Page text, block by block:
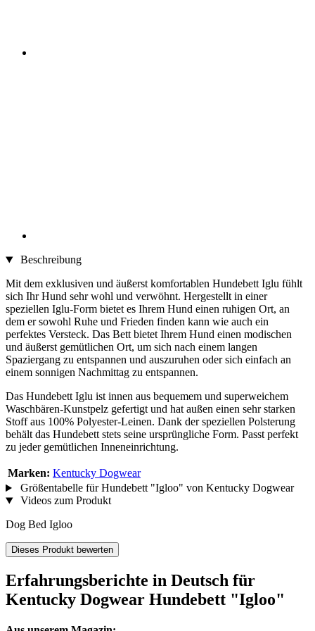
Beschreibung
Mit dem exklusiven und äußerst komfortablen Hundebett Iglu fühlt
sich Ihr Hund sehr wohl und verwöhnt. Hergestellt in einer
speziellen Iglu-Form bietet es Ihrem Hund einen ruhigen Ort, an
dem er sowohl Ruhe und Frieden finden kann wie auch ein
perfektes Versteck. Das Bett bietet Ihrem Hund einen modischen
und äußerst gemütlichen Ort, um sich nach einem langen
Spaziergang zu entspannen und auszuruhen oder sich einfach an
einem sonnigen Nachmittag zu entspannen.
Das Hundebett Iglu ist innen aus bequemem und superweichem
Waschbären-Kunstpelz gefertigt und hat außen einen sehr starken
Stoff aus 100% Polyester-Leinen. Dank der speziellen Polsterung
behält das Hundebett stets seine ursprüngliche Form. Passt perfekt
zu jeder gemütlichen Inneneinrichtung.
Marken: Kentucky Dogwear
Größentabelle für Hundebett "Igloo" von Kentucky Dogwear
Videos zum Produkt
Dog Bed Igloo
Dieses Produkt bewerten
Erfahrungsberichte in Deutsch für
Kentucky Dogwear Hundebett "Igloo"